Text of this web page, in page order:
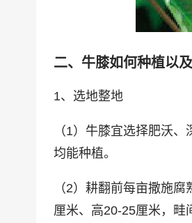
二、牛膝如何种植以
1、选地整地
（1）牛膝宜选择肥沃
均能种植。
（2）耕翻前每亩撒施
厘米、高20-25厘米，畦